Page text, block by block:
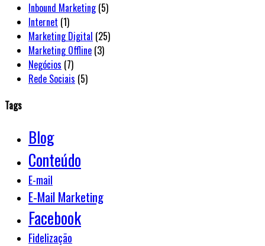
Inbound Marketing(5)
Internet (1)
Marketing Digital (25)
Marketing Offline (3)
Negócios (7)
Rede Sociais (5)
Tags
Blog
Conteúdo
E-mail
E-Mail Marketing
Facebook
Fidelização